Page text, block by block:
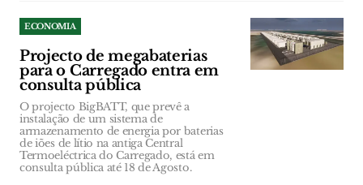
ECONOMIA
Projecto de megabaterias
para o Carregado entra em
consulta pública
O projecto BigBATT, que prevê a
instalação de um sistema de
armazenamento de energia por baterias
de iões de lítio na antiga Central
Termoeléctrica do Carregado, está em
consulta pública até 18 de Agosto.